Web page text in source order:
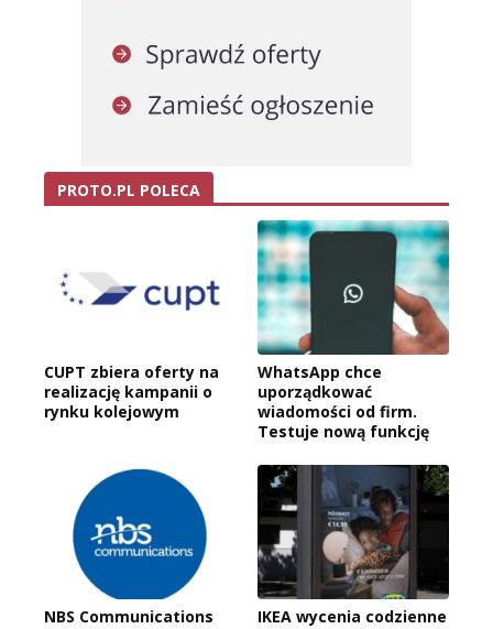
PROTO.PL POLECA
CUPT zbiera oferty na
realizację kampanii o
rynku kolejowym
WhatsApp chce
uporządkować
wiadomości od firm.
Testuje nową funkcję
NBS Communications
IKEA wycenia codzienne